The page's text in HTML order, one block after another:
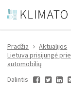
Pradžia Aktualijos
Lietuva prisijungė
automobilių
Dalintis